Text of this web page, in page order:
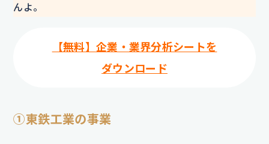
んよ。
【無料】企業・業界分析シートを
ダウンロード
①東鉄工業の事業